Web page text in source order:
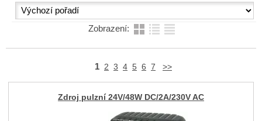
Zobrazení:
1 2 3 4 5 6 7 >>
Zdroj pulzní 24V/48W DC/2A/230V AC